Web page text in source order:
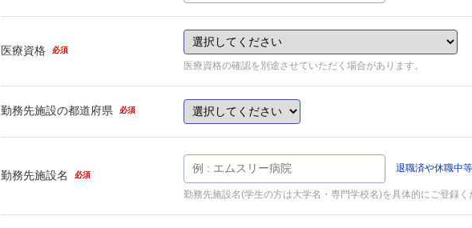
医療資格 必須
医療資格の確認を別途させていただく場合があります。
勤務先施設の都道府県 必須
勤務先施設名 必須
退職済や休職中
勤務先施設名(学生の方は大学名・専門学校名)を具体的にご登録く